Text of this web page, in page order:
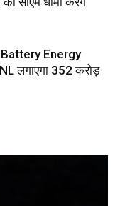
Battery Energy
लगाएगा 352 करोड़